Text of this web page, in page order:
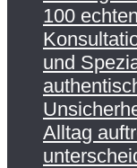
100
und
Alltag